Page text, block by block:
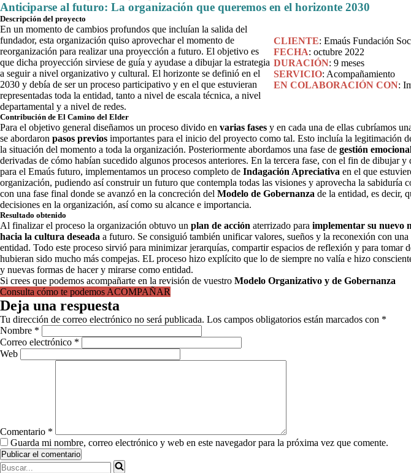
Anticiparse al futuro: La organización que queremos en el horizonte 2030
Descripción del proyecto
En un momento de cambios profundos que incluían la salida del
fundador, esta organización quiso aprovechar el momento de
reorganización para realizar una proyección a futuro. El objetivo es
que dicha proyección sirviese de guía y ayudase a dibujar la estrategia
a seguir a nivel organizativo y cultural. El horizonte se definió en el
2030 y debía de ser un proceso participativo y en el que estuvieran
representadas toda la entidad, tanto a nivel de escala técnica, a nivel
departamental y a nivel de redes.
CLIENTE: Emaús Fundación
FECHA: octubre 2022
DURACIÓN: 9 meses
SERVICIO: Acompañamiento
EN COLABORACIÓN CON:
Contribución de El Camino del Elder
Para el objetivo general diseñamos un proceso divido en varias fases y en cada una de ellas cubríamos
se abordaron pasos previos importantes para el inicio del proyecto como tal. Esto incluía la legitimación
la situación del momento a toda la organización. Posteriormente abordamos una fase de gestión
derivadas de cómo habían sucedido algunos procesos anteriores. En la tercera fase, con el fin de dibujar
para el Emaús futuro, implementamos un proceso completo de Indagación Apreciativa en el que
organización, pudiendo así construir un futuro que contempla todas las visiones y aprovecha la sabiduría
con una fase final donde se avanzó en la concreción del Modelo de Gobernanza de la entidad, es decir,
decisiones en la organización, así como su alcance e importancia.
Resultado obtenido
Al finalizar el proceso la organización obtuvo un plan de acción aterrizado para implementar su nuevo
hacia la cultura deseada a futuro. Se consiguió también unificar valores, sueños y la reconexión con
entidad. Todo este proceso sirvió para minimizar jerarquías, compartir espacios de reflexión y para tomar
hubieran sido mucho más compejas. EL proceso hizo explícito que lo de siempre no valía e hizo
y nuevas formas de hacer y mirarse como entidad.
Si crees que podemos acompañarte en la revisión de vuestro Modelo Organizativo y de Gobernanza
Consulta cómo te podemos ACOMPAÑAR
Deja una respuesta
Tu dirección de correo electrónico no será publicada. Los campos obligatorios están marcados con *
Nombre *
Correo electrónico *
Web
Comentario *
Guarda mi nombre, correo electrónico y web en este navegador para la próxima vez que comente.
Buscar...